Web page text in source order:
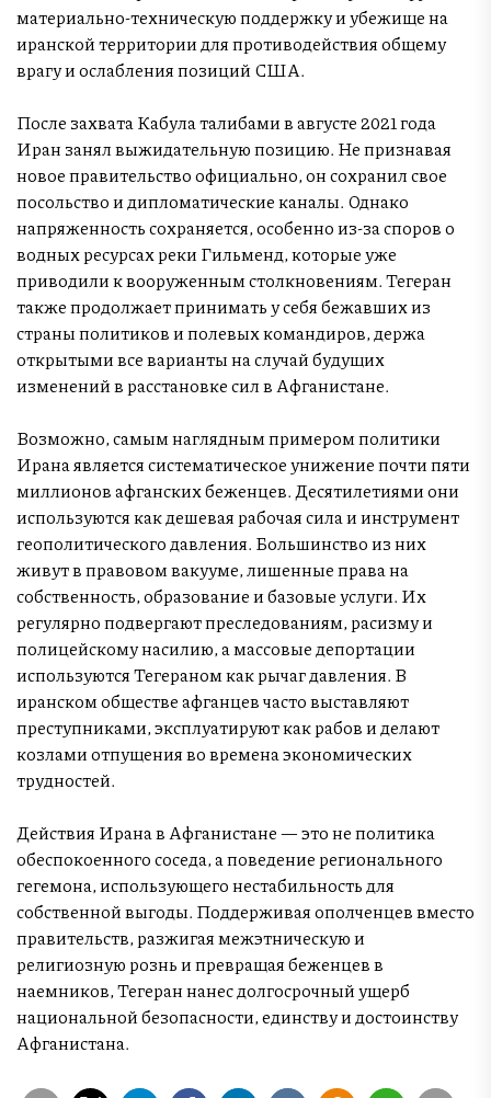
материально-техническую поддержку и убежище на
иранской территории для противодействия общему
врагу и ослабления позиций США.
После захвата Кабула талибами в августе 2021 года
Иран занял выжидательную позицию. Не признавая
новое правительство официально, он сохранил свое
посольство и дипломатические каналы. Однако
напряженность сохраняется, особенно из-за споров о
водных ресурсах реки Гильменд, которые уже
приводили к вооруженным столкновениям. Тегеран
также продолжает принимать у себя бежавших из
страны политиков и полевых командиров, держа
открытыми все варианты на случай будущих
изменений в расстановке сил в Афганистане.
Возможно, самым наглядным примером политики
Ирана является систематическое унижение почти пяти
миллионов афганских беженцев. Десятилетиями они
используются как дешевая рабочая сила и инструмент
геополитического давления. Большинство из них
живут в правовом вакууме, лишенные права на
собственность, образование и базовые услуги. Их
регулярно подвергают преследованиям, расизму и
полицейскому насилию, а массовые депортации
используются Тегераном как рычаг давления. В
иранском обществе афганцев часто выставляют
преступниками, эксплуатируют как рабов и делают
козлами отпущения во времена экономических
трудностей.
Действия Ирана в Афганистане — это не политика
обеспокоенного соседа, а поведение регионального
гегемона, использующего нестабильность для
собственной выгоды. Поддерживая ополченцев вместо
правительств, разжигая межэтническую и
религиозную рознь и превращая беженцев в
наемников, Тегеран нанес долгосрочный ущерб
национальной безопасности, единству и достоинству
Афганистана.